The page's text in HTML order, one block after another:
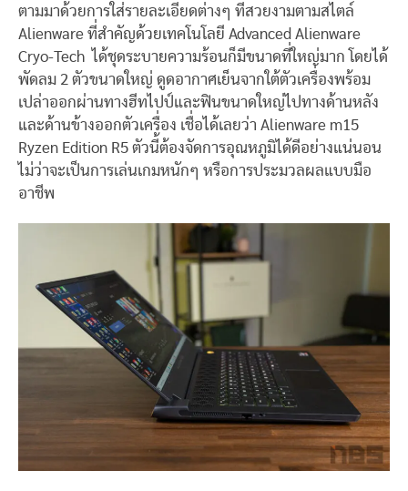
ตามมาด้วยการใส่รายละเอียดต่างๆ ที่สวยงามตามสไตล์
Alienware ที่สำคัญด้วยเทคโนโลยี Advanced Alienware
Cryo-Tech ได้ชุดระบายความร้อนก็มีขนาดที่ใหญ่มาก โดยได้
พัดลม 2 ตัวขนาดใหญ่ ดูดอากาศเย็นจากใต้ตัวเครื่องพร้อม
เปล่าออกผ่านทางฮีทไปป์และฟินขนาดใหญ่ไปทางด้านหลัง
และด้านข้างออกตัวเครื่อง เชื่อได้เลยว่า Alienware m15
Ryzen Edition R5 ตัวนี้ต้องจัดการอุณหภูมิได้ดีอย่างแน่นอน
ไม่ว่าจะเป็นการเล่นเกมหนักๆ หรือการประมวลผลแบบมือ
อาชีพ